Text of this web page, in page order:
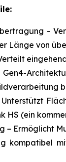
-
Länge von
HS (ein
– Ermöglicht
kompatibel